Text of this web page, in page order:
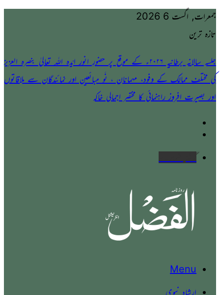
جمعرات, اگست 6 2026
تازہ ترین
جلسہ سالانہ برطانیہ ۲۰۲۶ء کے موقع پر حضورِ انور ایّدہ الله تعالیٰ بنصرہ العزیز
کی مختلف ممالک کے وفود، مہمانان ، نَو مبائعین اور نمائندگان سے ملاقاتوں
اور بصیرت افروز راہنمائی کا مختصر اجمالی خاکہ
Menu
ارشادِ نبوی